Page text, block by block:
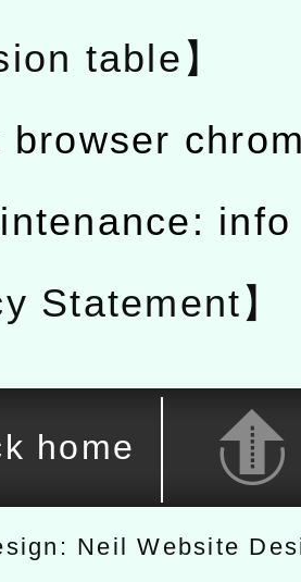
table】
browser
Statement】
home
Neil Website